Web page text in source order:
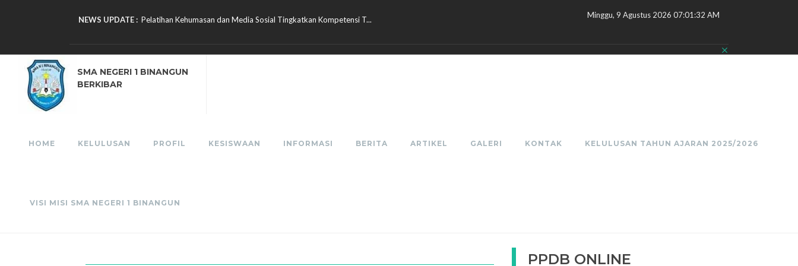
NEWS UPDATE : Pelatihan Kehumasan dan Media Sosial Tingkatkan Kompetensi T...
Aktivitas Penerimaan Tamu Ambalan (PTA) SMANSABIN Semangat, ...
SMA Negeri 1 Binangun Selenggarakan Workshop Penyusunan Kuri...
Minggu, 9 Agustus 2026 07:01:33 AM
SMA NEGERI 1 BINANGUN
BERKIBAR
HOME KELULUSAN PROFIL KESISWAAN INFORMASI BERITA ARTIKEL GALERI KONTAK KELULUSAN TAHUN AJARAN 2025/2026
VISI MISI SMA NEGERI 1 BINANGUN
PPDB ONLINE